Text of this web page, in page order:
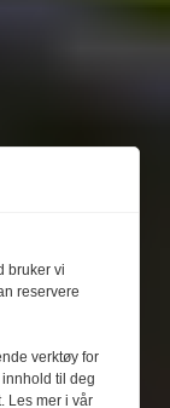
bruker vi
reservere
verktøy for
til deg
Les mer i vår